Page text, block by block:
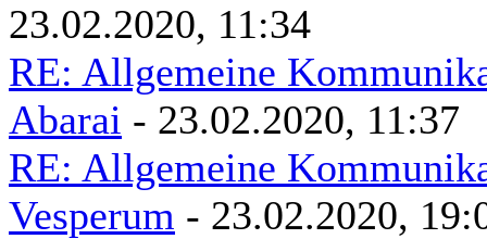
23.02.2020, 11:34
RE: Allgemeine
Abarai - 23.02.2020, 11:37
RE: Allgemeine
Vesperum - 23.02.2020,